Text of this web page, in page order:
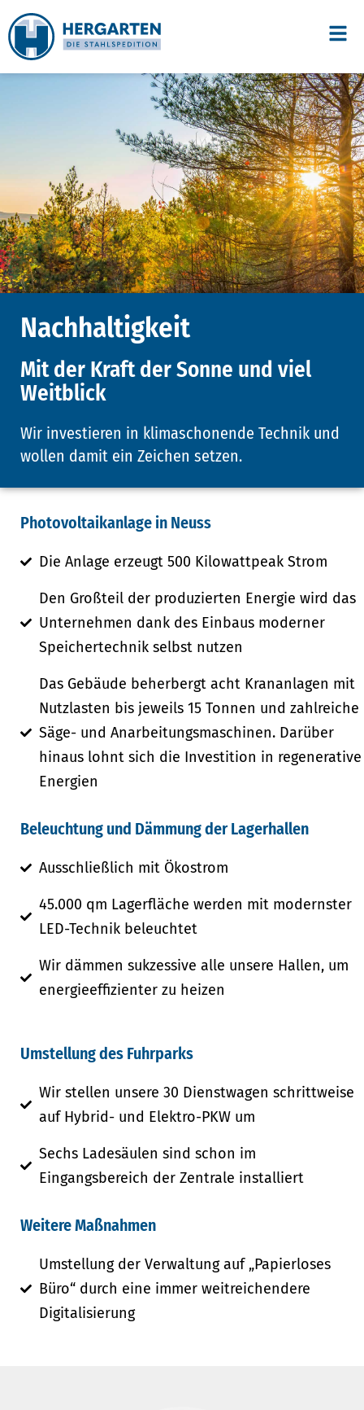
Nachhaltigkeit
Mit der Kraft der Sonne und viel
Weitblick
Wir investieren in klimaschonende Technik und
wollen damit ein Zeichen setzen.
Photovoltaikanlage in Neuss
Die Anlage erzeugt 500 Kilowattpeak Strom
Den Großteil der produzierten Energie wird das
Unternehmen dank des Einbaus moderner
Speichertechnik selbst nutzen
Das Gebäude beherbergt acht Krananlagen mit
Nutzlasten bis jeweils 15 Tonnen und zahlreiche
Säge- und Anarbeitungsmaschinen. Darüber
hinaus lohnt sich die Investition in regenerative
Energien
Beleuchtung und Dämmung der Lagerhallen
Ausschließlich mit Ökostrom
45.000 qm Lagerfläche werden mit modernster
LED-Technik beleuchtet
Wir dämmen sukzessive alle unsere Hallen, um
energieeffizienter zu heizen
Umstellung des Fuhrparks
Wir stellen unsere 30 Dienstwagen schrittweise
auf Hybrid- und Elektro-PKW um
Sechs Ladesäulen sind schon im
Eingangsbereich der Zentrale installiert
Weitere Maßnahmen
Umstellung der Verwaltung auf „Papierloses
Büro“ durch eine immer weitreichendere
Digitalisierung